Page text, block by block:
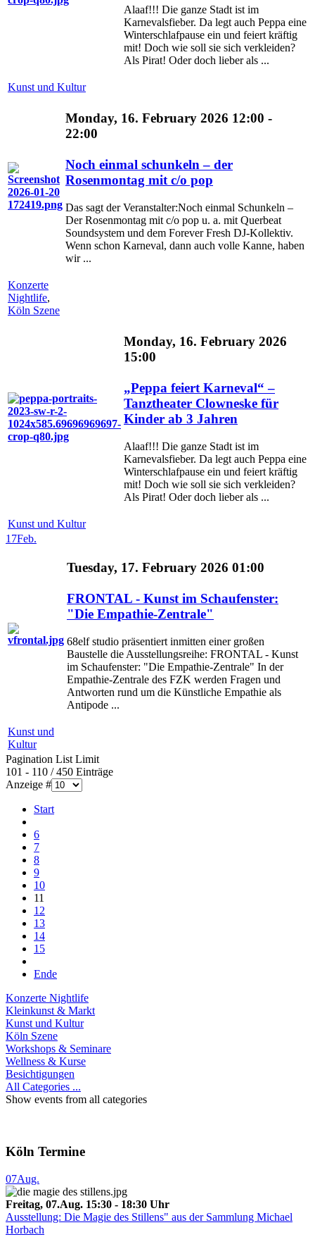
Alaaf!!! Die ganze Stadt ist im
Karnevalsfieber. Da legt auch Peppa eine
Winterschlafpause ein und feiert kräftig
mit! Doch wie soll sie sich verkleiden?
Als Pirat! Oder doch lieber als ...
Kunst und Kultur
Monday, 16. February 2026 12:00 -
22:00
Noch einmal schunkeln – der
Rosenmontag mit c/o pop
Das sagt der Veranstalter:Noch einmal Schunkeln –
Der Rosenmontag mit c/o pop u. a. mit Querbeat
Soundsystem und dem Forever Fresh DJ-Kollektiv.
Wenn schon Karneval, dann auch volle Kanne, haben
wir ...
Konzerte
Nightlife,
Köln Szene
Monday, 16. February 2026
15:00
„Peppa feiert Karneval“ –
Tanztheater Clowneske für
Kinder ab 3 Jahren
Alaaf!!! Die ganze Stadt ist im
Karnevalsfieber. Da legt auch Peppa eine
Winterschlafpause ein und feiert kräftig
mit! Doch wie soll sie sich verkleiden?
Als Pirat! Oder doch lieber als ...
Kunst und Kultur
17Feb.
Tuesday, 17. February 2026 01:00
FRONTAL - Kunst im Schaufenster:
"Die Empathie-Zentrale"
68elf studio präsentiert inmitten einer großen
Baustelle die Ausstellungsreihe: FRONTAL - Kunst
im Schaufenster: "Die Empathie-Zentrale" In der
Empathie-Zentrale des FZK werden Fragen und
Antworten rund um die Künstliche Empathie als
Antipode ...
Kunst und
Kultur
Pagination List Limit
101 - 110 / 450 Einträge
Anzeige #
Start
6
7
8
9
10
11
12
13
14
15
Ende
Konzerte Nightlife
Kleinkunst & Markt
Kunst und Kultur
Köln Szene
Workshops & Seminare
Wellness & Kurse
Besichtigungen
All Categories ...
Show events from all categories
Köln Termine
07Aug.
Freitag, 07.Aug. 15:30 - 18:30 Uhr
Ausstellung: Die Magie des Stillens" aus der Sammlung Michael
Horbach